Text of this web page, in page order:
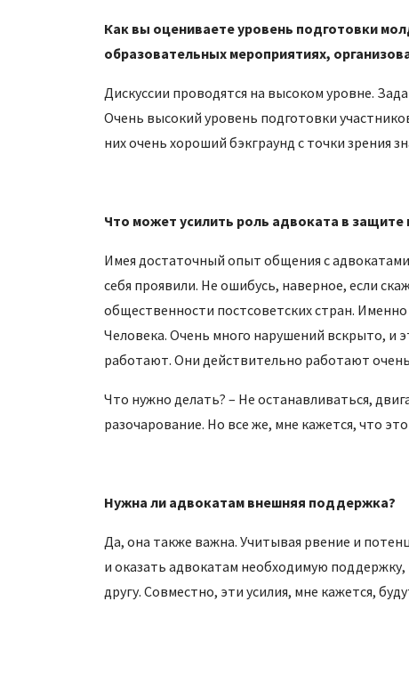
Как вы оцениваете уровень подготовки
образовательных мероприятиях,
Дискуссии проводятся на высоком уровне.
Очень высокий уровень подготовки
них очень хороший бэкграунд с точки зрения
Что может усилить роль адвоката в
Имея достаточный опыт общения с
себя проявили. Не ошибусь, наверное, если
общественности постсоветских стран.
Человека. Очень много нарушений вскрыто, и
работают. Они действительно работают
Что нужно делать? – Не останавливаться,
разочарование. Но все же, мне кажется, что
Нужна ли адвокатам внешняя поддержка?
Да, она также важна. Учитывая рвение и
и оказать адвокатам необходимую
другу. Совместно, эти усилия, мне кажется,